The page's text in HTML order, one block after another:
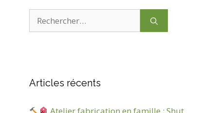
Articles récents